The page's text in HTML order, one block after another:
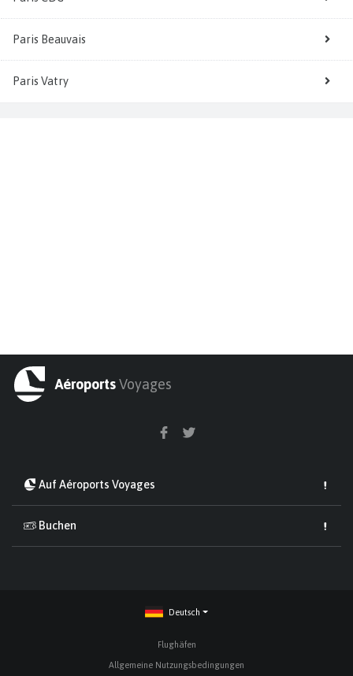
Paris Beauvais
Paris Vatry
AéroportsVoyages
Auf Aéroports Voyages
Buchen
Deutsch
Flughäfen
Allgemeine Nutzungsbedingungen